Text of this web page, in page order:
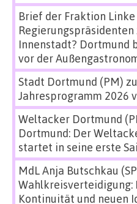
Brief der Fraktion
Regierungspräsidenten
Innenstadt? Dortmund
vor der
Stadt Dortmund (PM) zu
Jahresprogramm 2026
Weltacker Dortmund
Dortmund: Der
startet in seine erste
MdL Anja Butschkau
Wahlkreisverteidigung:
Kontinuität und neuen